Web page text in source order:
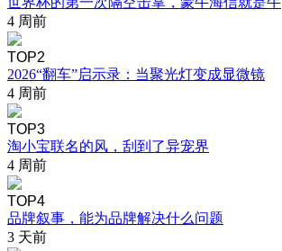
4 周前
TOP2
2026“翻车”启示录：当聚光灯变成显微镜
4 周前
TOP3
淘小宝联名的风，刮到了异宠界
4 周前
TOP4
品牌叙事，能为品牌解决什么问题
3 天前